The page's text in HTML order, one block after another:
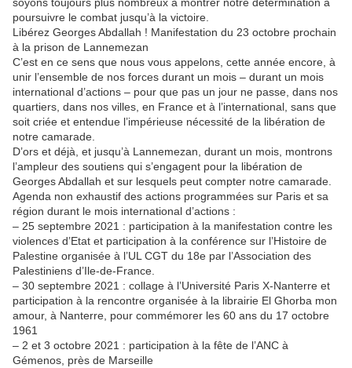
poursuivre le combat jusqu’à la victoire.
Libérez Georges Abdallah ! Manifestation du 23 octobre prochain
à la prison de Lannemezan
C’est en ce sens que nous vous appelons, cette année encore, à
unir l’ensemble de nos forces durant un mois – durant un mois
international d’actions – pour que pas un jour ne passe, dans nos
quartiers, dans nos villes, en France et à l’international, sans que
soit criée et entendue l’impérieuse nécessité de la libération de
notre camarade.
D’ors et déjà, et jusqu’à Lannemezan, durant un mois, montrons
l’ampleur des soutiens qui s’engagent pour la libération de
Georges Abdallah et sur lesquels peut compter notre camarade.
Agenda non exhaustif des actions programmées sur Paris et sa
région durant le mois international d’actions :
– 25 septembre 2021 : participation à la manifestation contre les
violences d’Etat et participation à la conférence sur l’Histoire de
Palestine organisée à l’UL CGT du 18e par l’Association des
Palestiniens d’Ile-de-France.
– 30 septembre 2021 : collage à l’Université Paris X-Nanterre et
participation à la rencontre organisée à la librairie El Ghorba mon
amour, à Nanterre, pour commémorer les 60 ans du 17 octobre
1961
– 2 et 3 octobre 2021 : participation à la fête de l’ANC à
Gémenos, près de Marseille